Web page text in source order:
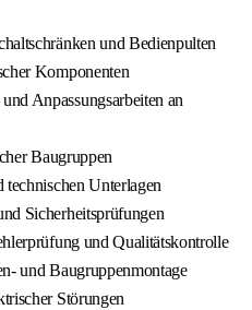
und Bedienpulten
Komponenten
Anpassungsarbeiten an
Baugruppen
technischen Unterlagen
Sicherheitsprüfungen
und Qualitätskontrolle
und Baugruppenmontage
Störungen